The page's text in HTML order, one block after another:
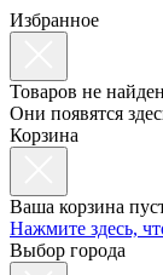
Избранное
Товаров не
Они появятся
Корзина
Ваша корзина
Нажмите здесь,
Выбор города